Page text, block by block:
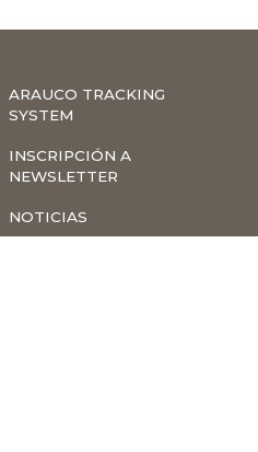
ARAUCO TRACKING
SYSTEM
INSCRIPCIÓN A
NEWSLETTER
NOTICIAS